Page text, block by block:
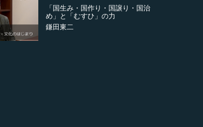
「国生み・国作り・国譲り・国治
め」と「むすひ」の力
鎌田東二